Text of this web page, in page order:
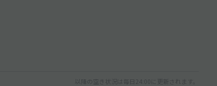
以降の空き状況は毎日24:00に更新されます。